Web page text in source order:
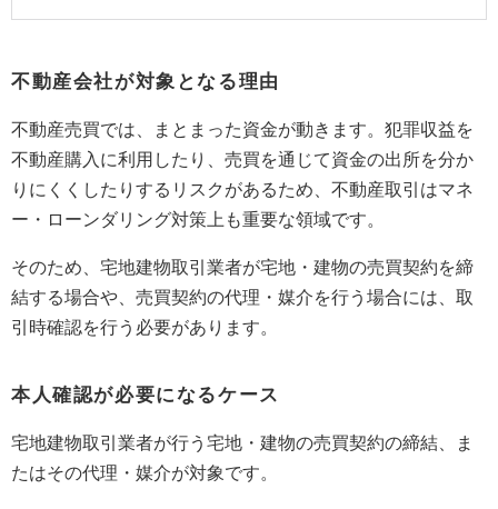
不動産会社が対象となる理由
不動産売買では、まとまった資金が動きます。犯罪収益を
不動産購入に利用したり、売買を通じて資金の出所を分か
りにくくしたりするリスクがあるため、不動産取引はマネ
ー・ローンダリング対策上も重要な領域です。
そのため、宅地建物取引業者が宅地・建物の売買契約を締
結する場合や、売買契約の代理・媒介を行う場合には、取
引時確認を行う必要があります。
本人確認が必要になるケース
宅地建物取引業者が行う宅地・建物の売買契約の締結、ま
たはその代理・媒介が対象です。